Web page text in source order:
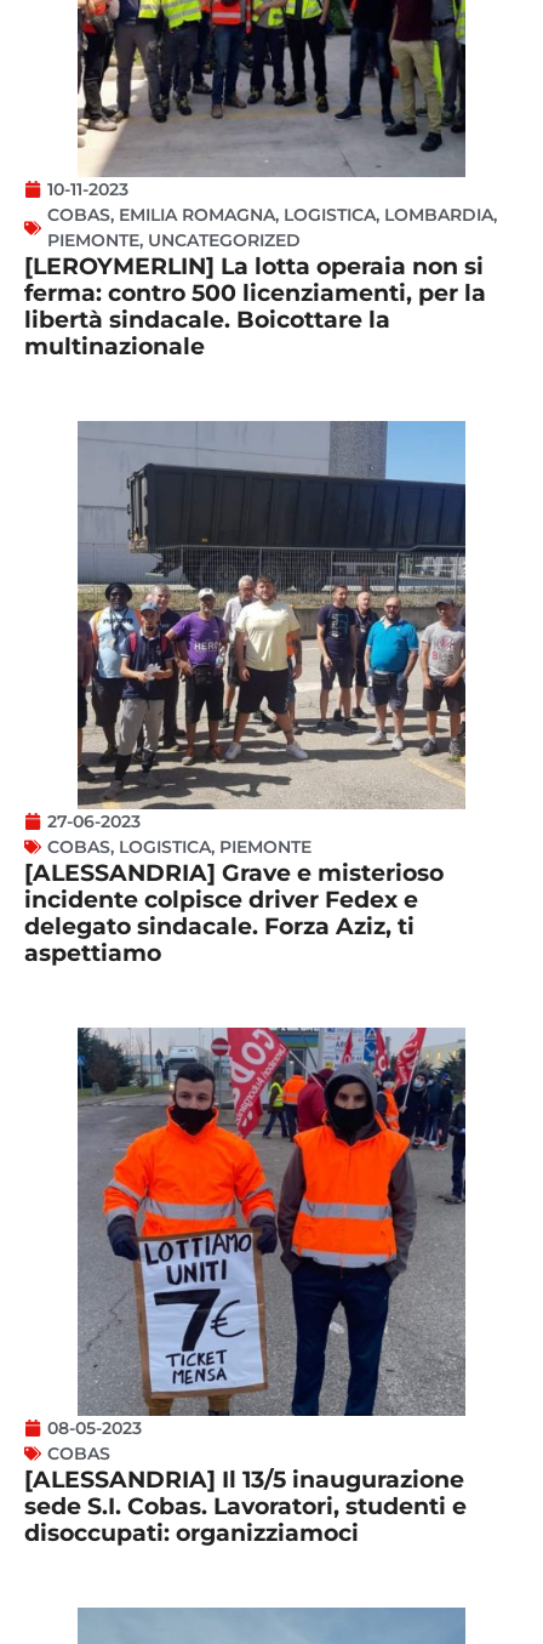
10-11-2023
COBAS, EMILIA ROMAGNA, LOGISTICA, LOMBARDIA,
PIEMONTE, UNCATEGORIZED
[LEROYMERLIN] La lotta operaia non si
ferma: contro 500 licenziamenti, per la
libertà sindacale. Boicottare la
multinazionale
27-06-2023
COBAS, LOGISTICA, PIEMONTE
[ALESSANDRIA] Grave e misterioso
incidente colpisce driver Fedex e
delegato sindacale. Forza Aziz, ti
aspettiamo
08-05-2023
COBAS
[ALESSANDRIA] Il 13/5 inaugurazione
sede S.I. Cobas. Lavoratori, studenti e
disoccupati: organizziamoci